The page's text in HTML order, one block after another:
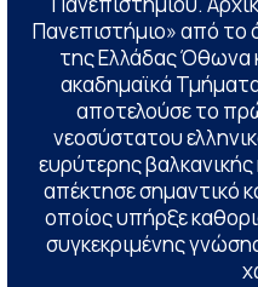
Πανεπιστήμιο» από το
της Ελλάδας Όθωνα
ακαδημαϊκά
αποτελούσε το
νεοσύστατου
ευρύτερης βαλκανικής
απέκτησε σημαντικό
οποίος υπήρξε
συγκεκριμένης